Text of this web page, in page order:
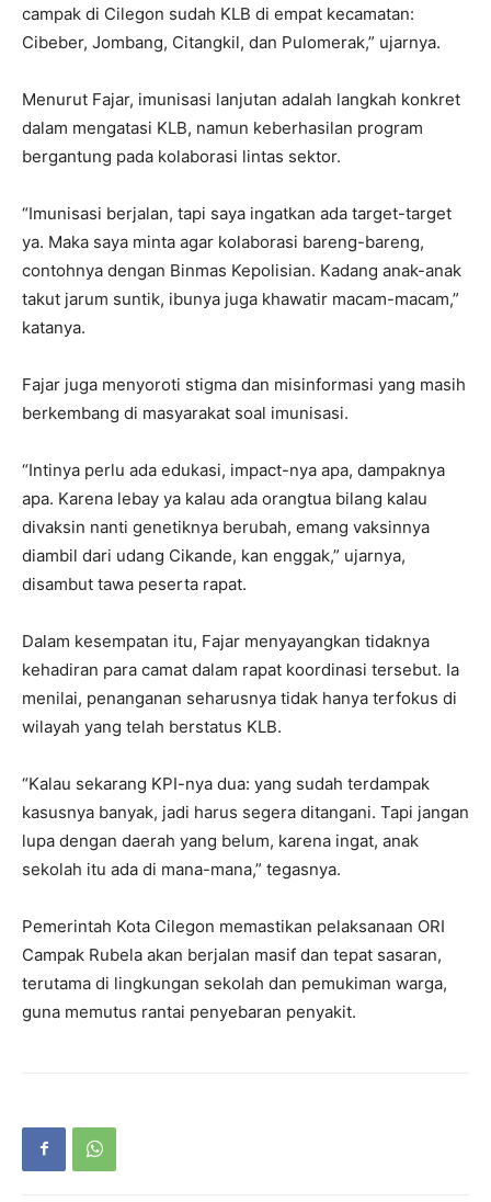
campak di Cilegon sudah KLB di empat kecamatan:
Cibeber, Jombang, Citangkil, dan Pulomerak,” ujarnya.
Menurut Fajar, imunisasi lanjutan adalah langkah konkret
dalam mengatasi KLB, namun keberhasilan program
bergantung pada kolaborasi lintas sektor.
“Imunisasi berjalan, tapi saya ingatkan ada target-target
ya. Maka saya minta agar kolaborasi bareng-bareng,
contohnya dengan Binmas Kepolisian. Kadang anak-anak
takut jarum suntik, ibunya juga khawatir macam-macam,”
katanya.
Fajar juga menyoroti stigma dan misinformasi yang masih
berkembang di masyarakat soal imunisasi.
“Intinya perlu ada edukasi, impact-nya apa, dampaknya
apa. Karena lebay ya kalau ada orangtua bilang kalau
divaksin nanti genetiknya berubah, emang vaksinnya
diambil dari udang Cikande, kan enggak,” ujarnya,
disambut tawa peserta rapat.
Dalam kesempatan itu, Fajar menyayangkan tidaknya
kehadiran para camat dalam rapat koordinasi tersebut. Ia
menilai, penanganan seharusnya tidak hanya terfokus di
wilayah yang telah berstatus KLB.
“Kalau sekarang KPI-nya dua: yang sudah terdampak
kasusnya banyak, jadi harus segera ditangani. Tapi jangan
lupa dengan daerah yang belum, karena ingat, anak
sekolah itu ada di mana-mana,” tegasnya.
Pemerintah Kota Cilegon memastikan pelaksanaan ORI
Campak Rubela akan berjalan masif dan tepat sasaran,
terutama di lingkungan sekolah dan pemukiman warga,
guna memutus rantai penyebaran penyakit.